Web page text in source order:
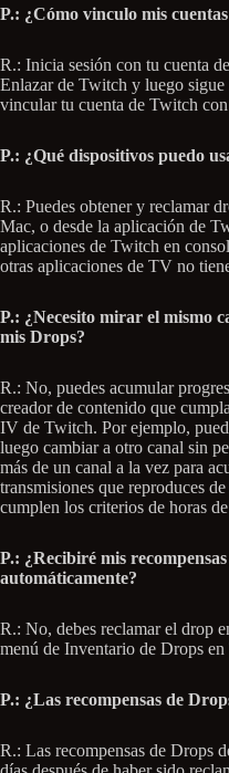
P.: ¿Cómo vinculo mis
R.: Inicia sesión con tu cuenta
Enlazar de Twitch y luego
vincular tu cuenta de Twitch
P.: ¿Qué dispositivos puedo
R.: Puedes obtener y reclamar
Mac, o desde la aplicación de
aplicaciones de Twitch en
otras aplicaciones de TV no
P.: ¿Necesito mirar el mismo
mis Drops?
R.: No, puedes acumular
creador de contenido que
IV de Twitch. Por ejemplo,
luego cambiar a otro canal sin
más de un canal a la vez para
transmisiones que reproduces
cumplen los criterios de horas
P.: ¿Recibiré mis
automáticamente?
R.: No, debes reclamar el drop
menú de Inventario de Drops
P.: ¿Las recompensas de
R.: Las recompensas de Drops